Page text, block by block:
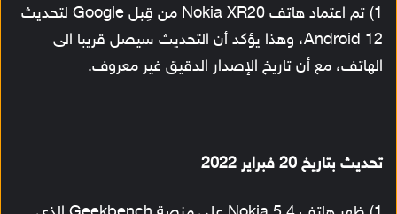
1) تم اعتماد هاتف Nokia XR20 من قِبل Google لتحديث
Android 12، وهذا يؤكد أن التحديث سيصل قريبا الى
الهاتف، مع أن تاريخ الإصدار الدقيق غير معروف.
تحديث بتاريخ 20 فبراير 2022